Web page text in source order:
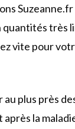
quantités très
vite pour
au plus près
la